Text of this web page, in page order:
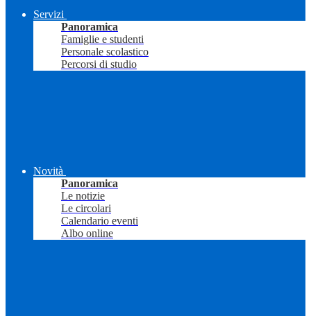
Servizi
Panoramica
Famiglie e studenti
Personale scolastico
Percorsi di studio
Novità
Panoramica
Le notizie
Le circolari
Calendario eventi
Albo online